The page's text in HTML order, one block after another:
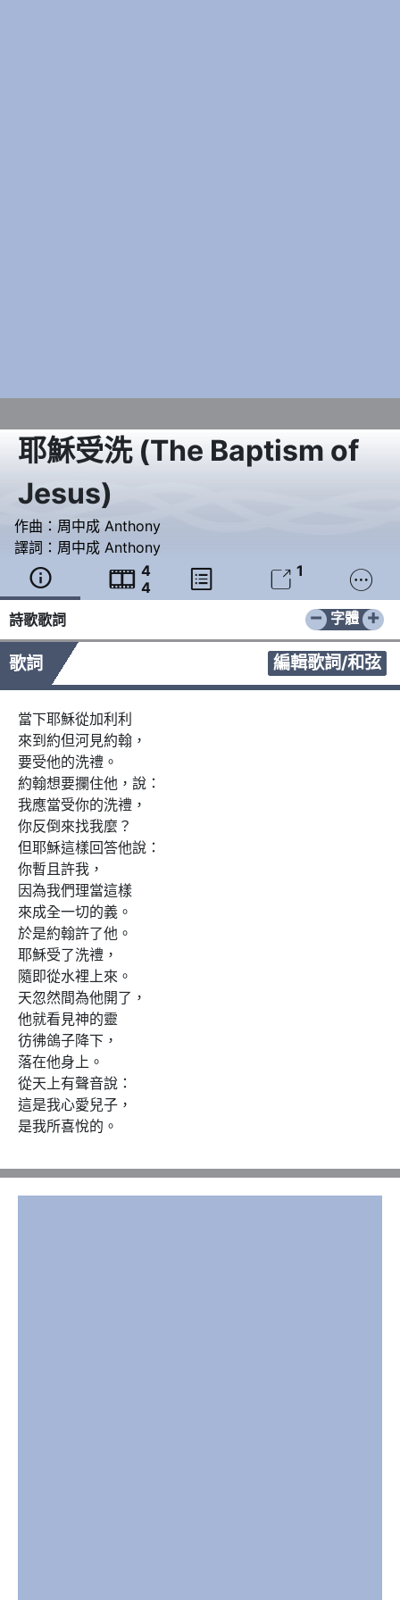
耶穌受洗(The Baptism of
Jesus)
作曲： 周中成 Anthony
譯詞： 周中成 Anthony
  4
4
  1 
詩歌歌詞 − +
字體
歌詞 編輯歌詞/和弦
當下耶穌從加利利
來到約但河見約翰，
要受他的洗禮。
約翰想要攔住他，說：
我應當受你的洗禮，
你反倒來找我麼？
但耶穌這樣回答他說：
你暫且許我，
因為我們理當這樣
來成全一切的義。
於是約翰許了他。
耶穌受了洗禮，
隨即從水裡上來。
天忽然間為他開了，
他就看見神的靈
彷彿鴿子降下，
落在他身上。
從天上有聲音說：
這是我心愛兒子，
是我所喜悅的。